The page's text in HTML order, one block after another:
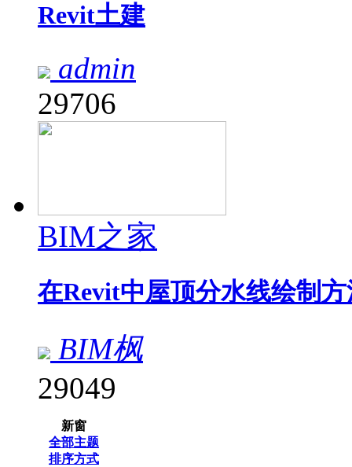
Revit土建
admin
29706
BIM之家
在Revit中屋顶分水线绘制方
BIM枫
29049
新窗
全部主题
排序方式